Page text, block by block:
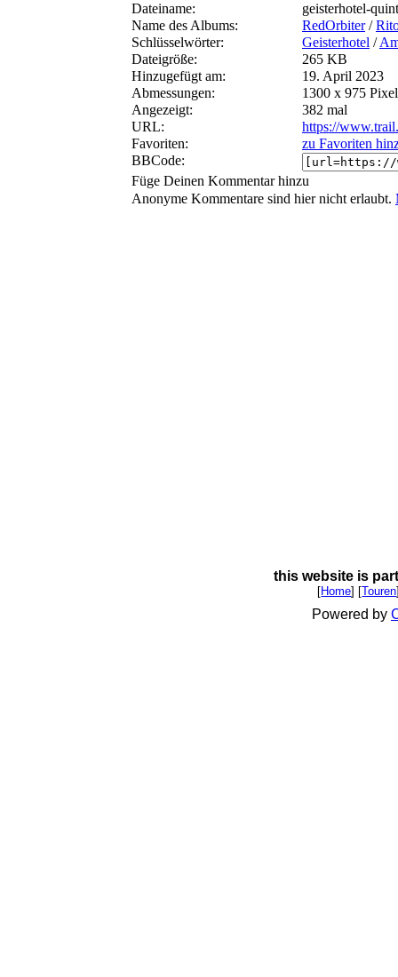
Dateiname:
geisterhotel-
Name des Albums:
RedOrbiter/
Schlüsselwörter:
Geisterhotel /
Dateigröße:
265 KB
Hinzugefügt am:
19. April 2023
Abmessungen:
1300 x 975 Pixel
Angezeigt:
382 mal
URL:
https://
Favoriten:
zu Favoriten
BBCode:
Füge Deinen Kommentar hinzu
Anonyme Kommentare sind hier nicht erlaubt.
this website is
[Home] [Touren
Powered by